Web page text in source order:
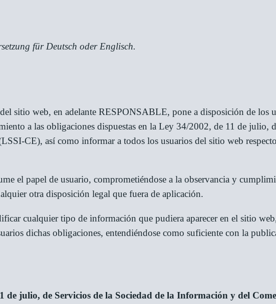
für Deutsch oder Englisch.
sitio web, en adelante RESPONSABLE, pone a disposición de los
a las obligaciones dispuestas en la Ley 34/2002, de 11 de julio,
CE), así como informar a todos los usuarios del sitio web
el papel de usuario, comprometiéndose a la observancia y
otra disposición legal que fuera de aplicación.
cualquier tipo de información que pudiera aparecer en el sitio
dichas obligaciones, entendiéndose como suficiente con la
de julio, de Servicios de la Sociedad de la Información y del